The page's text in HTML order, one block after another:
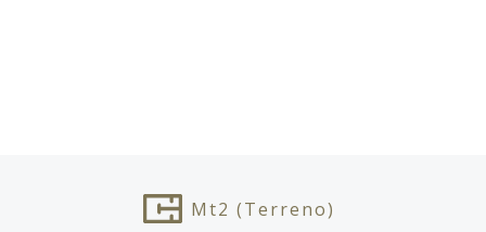
Mt2 (Terreno)